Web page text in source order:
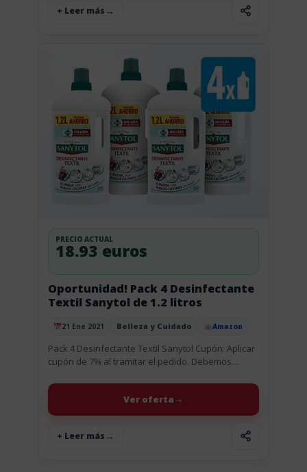
+ Leer más
Publicado el
21 Ene 2021 Belleza y Cuidado Amazon
Oportunidad! Pack 4 Desinfectante
Textil Sanytol de 1.2 litros
PRECIO ACTUAL
18.93 euros
Pack 4 Desinfectante Textil Sanytol Cupón: Aplicar
cupón de 7% al tramitar el pedido. Debemos
este...
+ Leer más
Ver oferta